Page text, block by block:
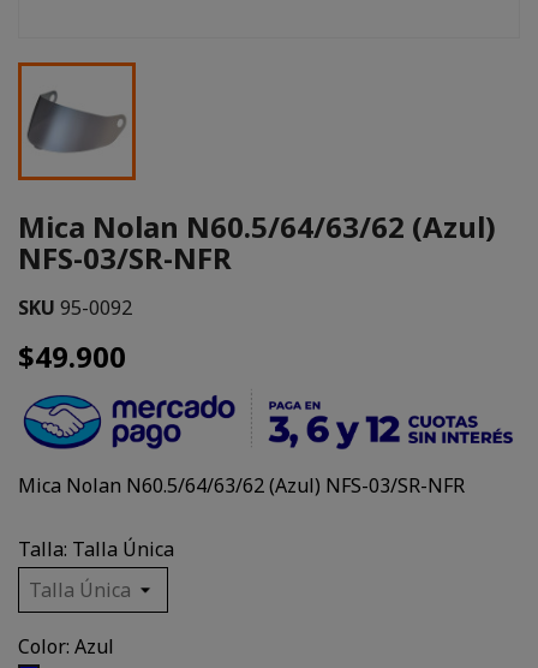
Mica Nolan N60.5/64/63/62 (Azul)
NFS-03/SR-NFR
SKU 95-0092
$49.900
Mica Nolan N60.5/64/63/62 (Azul) NFS-03/SR-NFR
Talla: Talla Única
Color: Azul